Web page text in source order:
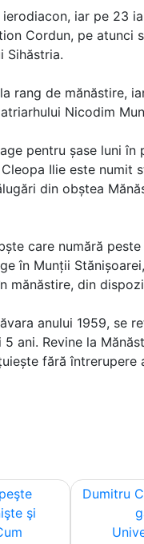
iar pe 23
Cordun, pe atunci
Sihăstria.
rang de mănăstire,
Nicodim
pentru șase luni
Ilie este numit
din obștea
care numără
în Munții
mănăstire, din
anului 1959, se
ani. Revine la
fără
şi
Dumitru